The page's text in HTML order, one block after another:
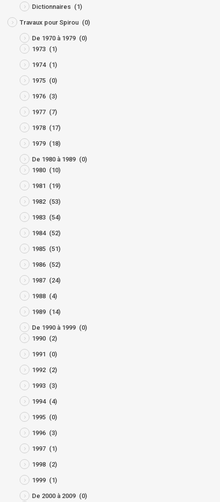
Dictionnaires (1)
Travaux pour Spirou (0)
De 1970 à 1979 (0)
1973 (1)
1974 (1)
1975 (0)
1976 (3)
1977 (7)
1978 (17)
1979 (18)
De 1980 à 1989 (0)
1980 (10)
1981 (19)
1982 (53)
1983 (54)
1984 (52)
1985 (51)
1986 (52)
1987 (24)
1988 (4)
1989 (14)
De 1990 à 1999 (0)
1990 (2)
1991 (0)
1992 (2)
1993 (3)
1994 (4)
1995 (0)
1996 (3)
1997 (1)
1998 (2)
1999 (1)
De 2000 à 2009 (0)